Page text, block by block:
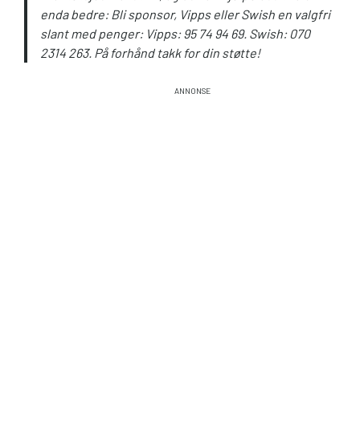
enda bedre: Bli sponsor, Vipps eller Swish en valgfri
slant med penger: Vipps: 95 74 94 69. Swish: 070
2314 263. På forhånd takk for din støtte!